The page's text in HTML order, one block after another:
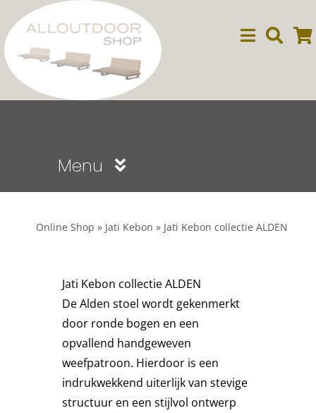
naar
inhoud
Menu
Online Shop » Jati Kebon » Jati Kebon collectie ALDEN
Jati Kebon collectie ALDEN
De Alden stoel wordt gekenmerkt
door ronde bogen en een
opvallend handgeweven
weefpatroon. Hierdoor is een
indrukwekkend uiterlijk van stevige
structuur en een stijlvol ontwerp